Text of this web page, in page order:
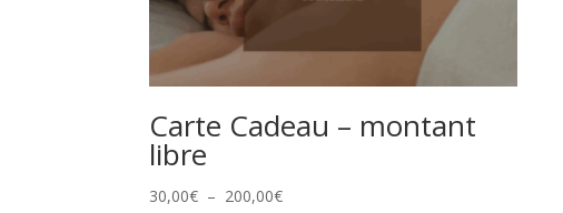
Carte Cadeau – montant
libre
30,00€ – 200,00€Plage